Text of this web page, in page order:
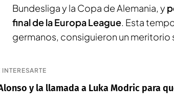
Bundesliga y la Copa de Alemania, y
final de la Europa League. Esta
germanos, consiguieron un
INTERESARTE
y la llamada a Luka Modric para